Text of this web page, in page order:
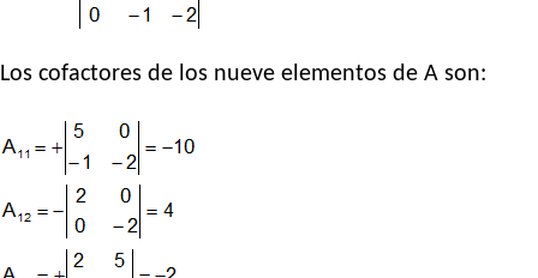
Los cofactores de los nueve elementos de A son: